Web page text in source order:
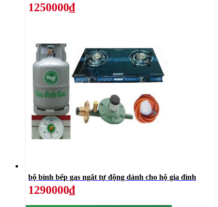
1250000₫
bộ bình bếp gas ngắt tự động dành cho hộ gia đình
1290000₫